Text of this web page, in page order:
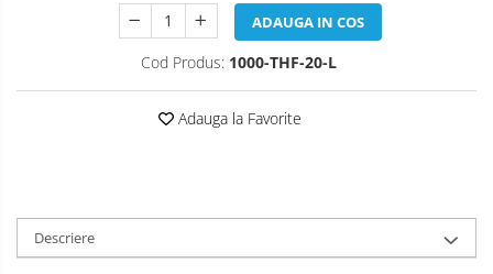
ADAUGA IN COS
Cod Produs: 1000-THF-20-L
Adauga la Favorite
Descriere